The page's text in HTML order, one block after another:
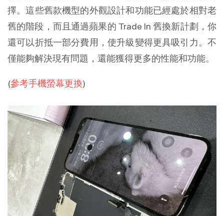
擇。這些舊款機型的外觀設計和功能已經處於相對老
舊的階段，而且通過蘋果的 Trade In 舊換新計劃，你
還可以折抵一部分費用，使升級變得更具吸引力。不
僅能夠解決現有問題，還能獲得更多的性能和功能。
(參考手機螢幕更換)